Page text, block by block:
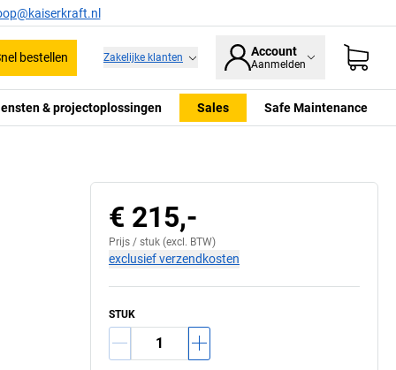
bestellen Zakelijke klanten Account
Aanmelden
& projectoplossingen Sales Safe Maintenance
€ 215,-
Prijs / stuk (excl. BTW)
exclusief verzendkosten
STUK